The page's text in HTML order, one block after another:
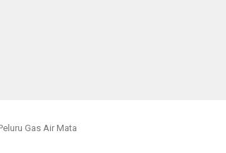
Gas Air Mata